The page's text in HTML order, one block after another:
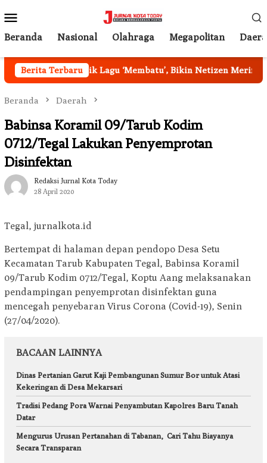
ke
kontenMobile
Beranda Nasional Olahraga Megapolitan
Berita Terbaru
Dalam di Balik Lagu ‘Membatu’, Bikin Netizen Merinding!
Beranda Daerah
Babinsa Koramil 09/Tarub Kodim
0712/Tegal Lakukan Penyemprotan
Disinfektan
Redaksi Jurnal Kota Today
28 April 2020
Tegal, jurnalkota.id
Bertempat di halaman depan pendopo Desa Setu
Kecamatan Tarub Kabupaten Tegal, Babinsa Koramil
09/Tarub Kodim 0712/Tegal, Koptu Aang melaksanakan
pendampingan penyemprotan disinfektan guna
mencegah penyebaran Virus Corona (Covid-19), Senin
(27/04/2020).
BACAAN LAINNYA
Dinas Pertanian Garut Kaji Pembangunan Sumur Bor untuk Atasi
Kekeringan di Desa Mekarsari
Tradisi Pedang Pora Warnai Penyambutan Kapolres Baru Tanah
Datar
Mengurus Urusan Pertanahan di Tabanan, Cari Tahu Biayanya
Secara Transparan